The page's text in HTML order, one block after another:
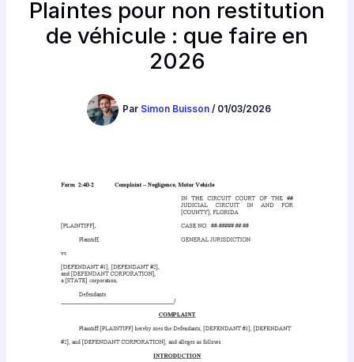
Plaintes pour non restitution
de véhicule : que faire en
2026
Par Simon Buisson / 01/03/2026